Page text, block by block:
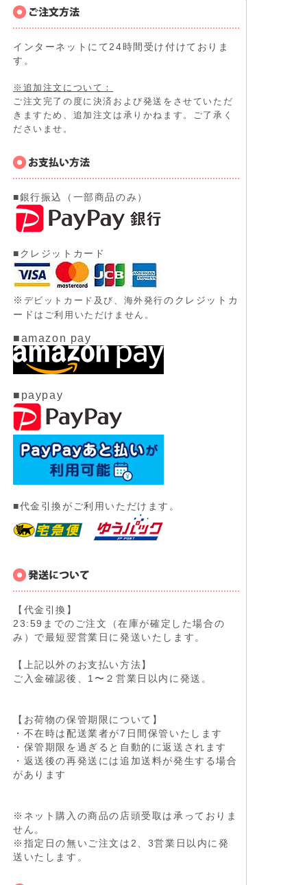
インターネットにて24時間受け付けておりま
す。
※追加注文について：
ご注文完了の度に決済および発送をさせていただ
きますため、追加注文は承りかねます。ご了承く
ださいませ。
■銀行振込（一部商品のみ）
■クレジットカード
※ デビットカード及び、 海外発行のクレジットカ
ード はご利用いただけません。
■amazon pay
■paypay
■代金引換がご利用いただけます。
【代金引換】
23:59までのご注文（在庫が確定した場合の
み）で最短翌営業日に発送いたします。
【上記以外のお支払い方法】
ご入金確認後、1〜２営業日以内に発送。
【お荷物の保管期限について】
・不在時は配送業者が7日間保管いたします
・保管期限を過ぎると自動的に返送されます
・返送後の再発送には追加送料が発生する場合
があります
※ネット購入の商品の店頭受取は承っておりま
せん。
※指定日の無いご注文は2、3営業日以内に発
送いたします。